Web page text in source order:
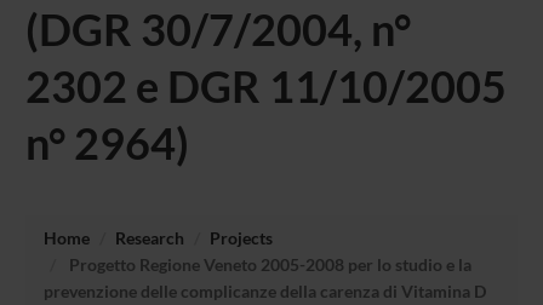
(DGR 30/7/2004, n°
2302 e DGR 11/10/2005
n° 2964)
Home Research
Projects
Progetto Regione Veneto 2005-2008 per lo studio e la
prevenzione delle complicanze della carenza di Vitamina D